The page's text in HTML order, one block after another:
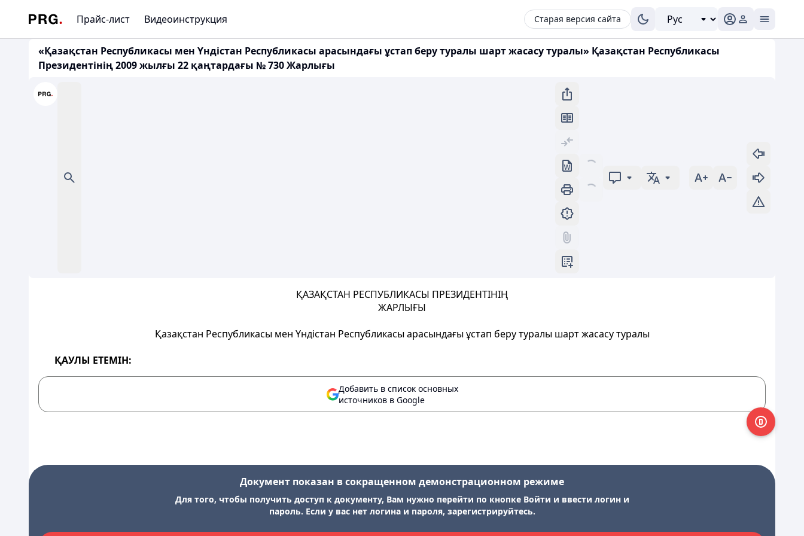
Прайс-лист Видеоинструкция Старая версия сайта
«Қазақстан Республикасы мен Үндістан Республикасы арасындағы ұстап беру туралы шарт жасасу туралы» Қазақстан Республикасы
Президентінің 2009 жылғы 22 қаңтардағы № 730 Жарлығы
ҚАЗАҚСТАН РЕСПУБЛИКАСЫ ПРЕЗИДЕНТІНІҢ
ЖАРЛЫҒЫ
Қазақстан Республикасы мен Үндістан Республикасы арасындағы ұстап беру туралы шарт жасасу туралы
ҚАУЛЫ ЕТЕМІН:
Добавить в список основных
источников в Google
Документ показан в сокращенном демонстрационном режиме
Для того, чтобы получить доступ к документу, Вам нужно перейти по кнопке Войти и ввести логин и
пароль. Если у вас нет логина и пароля, зарегистрируйтесь.